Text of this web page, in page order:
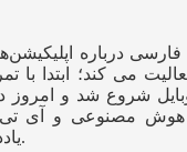
درباره
از سال ۱۳۹۲ فعالیت می کند؛
شروع شد و امروز
هوش مصنوعی و آی تی
یادداشت پوشش می‌دهد.